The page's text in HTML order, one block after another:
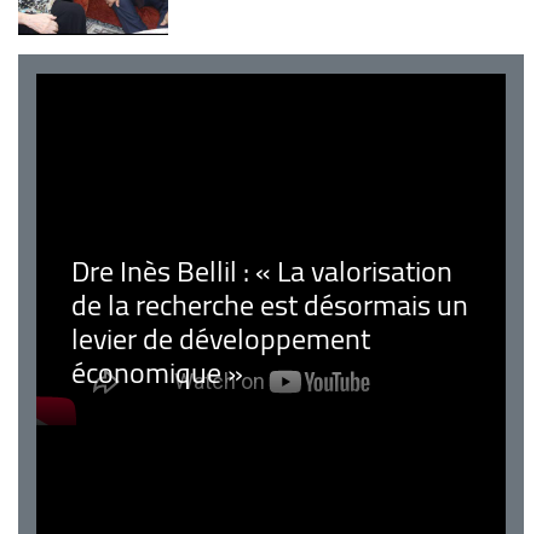
Dre Inès Bellil : « La valorisation
de la recherche est désormais un
levier de développement
économique »